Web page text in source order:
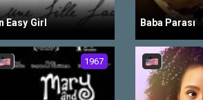
Easy Girl Baba Parası
1967